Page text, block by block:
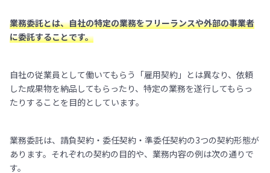
業務委託とは、自社の特定の業務をフリーランスや外部の事業者
に委託することです。
自社の従業員として働いてもらう「雇用契約」とは異なり、依頼
した成果物を納品してもらったり、特定の業務を遂行してもらっ
たりすることを目的としています。
業務委託は、請負契約・委任契約・準委任契約の3つの契約形態が
あります。それぞれの契約の目的や、業務内容の例は次の通りで
す。